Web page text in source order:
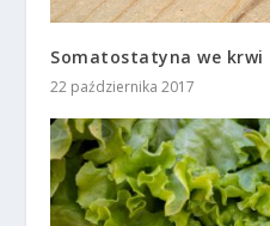
Somatostatyna we krwi
22 października 2017